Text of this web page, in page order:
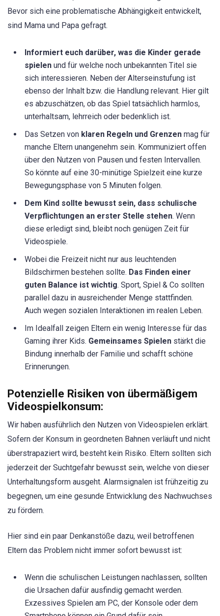
Bevor sich eine problematische Abhängigkeit entwickelt,
sind Mama und Papa gefragt.
Informiert euch darüber, was die Kinder gerade
spielen und für welche noch unbekannten Titel sie
sich interessieren. Neben der Alterseinstufung ist
ebenso der Inhalt bzw. die Handlung relevant. Hier gilt
es abzuschätzen, ob das Spiel tatsächlich harmlos,
unterhaltsam, lehrreich oder bedenklich ist.
Das Setzen von klaren Regeln und Grenzen mag für
manche Eltern unangenehm sein. Kommuniziert offen
über den Nutzen von Pausen und festen Intervallen.
So könnte auf eine 30-minütige Spielzeit eine kurze
Bewegungsphase von 5 Minuten folgen.
Dem Kind sollte bewusst sein, dass schulische
Verpflichtungen an erster Stelle stehen. Wenn
diese erledigt sind, bleibt noch genügen Zeit für
Videospiele.
Wobei die Freizeit nicht nur aus leuchtenden
Bildschirmen bestehen sollte. Das Finden einer
guten Balance ist wichtig. Sport, Spiel & Co sollten
parallel dazu in ausreichender Menge stattfinden.
Auch wegen sozialen Interaktionen im realen Leben.
Im Idealfall zeigen Eltern ein wenig Interesse für das
Gaming ihrer Kids. Gemeinsames Spielen stärkt die
Bindung innerhalb der Familie und schafft schöne
Erinnerungen.
Potenzielle Risiken von übermäßigem
Videospielkonsum:
Wir haben ausführlich den Nutzen von Videospielen erklärt.
Sofern der Konsum in geordneten Bahnen verläuft und nicht
überstrapaziert wird, besteht kein Risiko. Eltern sollten sich
jederzeit der Suchtgefahr bewusst sein, welche von dieser
Unterhaltungsform ausgeht. Alarmsignalen ist frühzeitig zu
begegnen, um eine gesunde Entwicklung des Nachwuchses
zu fördern.
Hier sind ein paar Denkanstöße dazu, weil betroffenen
Eltern das Problem nicht immer sofort bewusst ist:
Wenn die schulischen Leistungen nachlassen, sollten
die Ursachen dafür ausfindig gemacht werden.
Exzessives Spielen am PC, der Konsole oder dem